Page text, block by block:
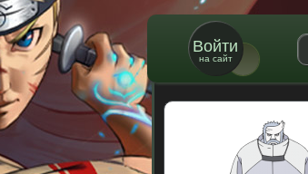
Войти
на сайт